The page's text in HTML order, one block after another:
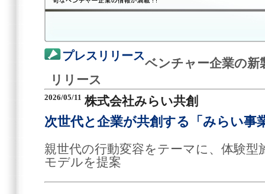
プレスリリース
ベンチャー企業の新
リリース
2026/05/11 株式会社みらい共創
次世代と企業が共創する「みらい事
親世代の行動変容をテーマに、体験
モデルを提案